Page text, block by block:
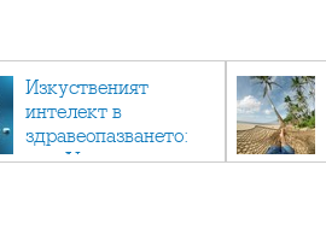
Изкуственият
интелект в
здравеопазването:
как AI променя